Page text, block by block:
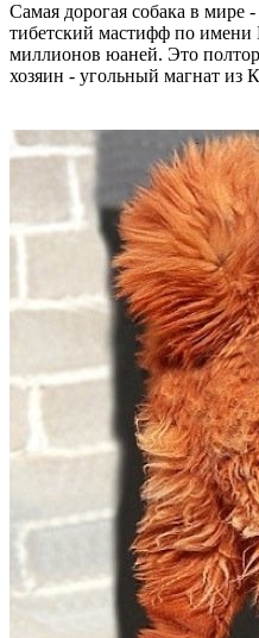
Самая дорогая собака в мире
тибетский мастифф по
миллионов юаней. Это
хозяин - угольный магнат из